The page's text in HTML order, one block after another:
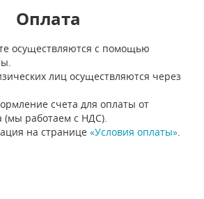
Оплата
осуществляются с помощью
лиц осуществляются через
счета для оплаты от
(мы работаем с НДС).
на странице «Условия оплаты».